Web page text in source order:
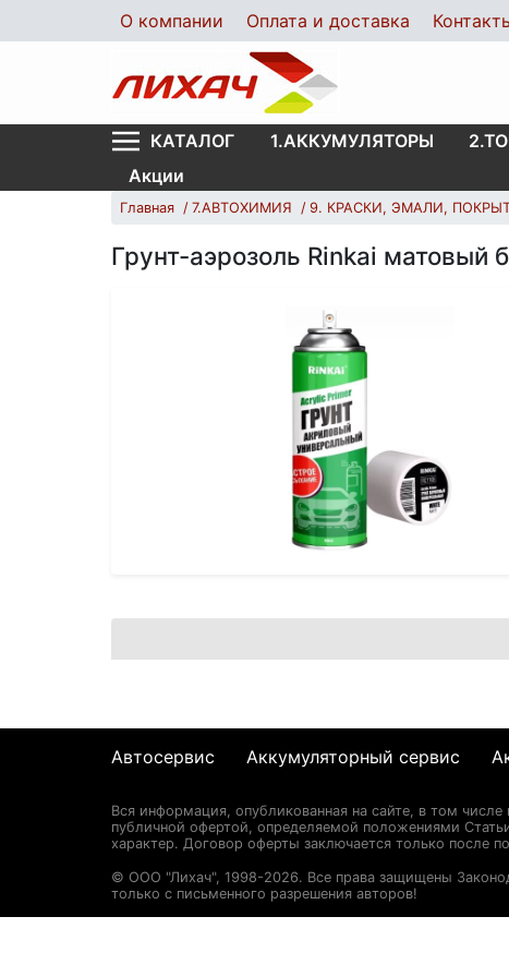
О компании Оплата и доставка
КАТАЛОГ 1.АККУМУЛЯТОРЫ
Акции
Главная 7.АВТОХИМИЯ 9. КРАСКИ, ЭМАЛИ,
Грунт-аэрозоль Rinkai матовый
Автосервис Аккумуляторный сервис
Вся информация, опубликованная на сайте, в том
публичной офертой, определяемой положениями
характер. Договор оферты заключается только после
© ООО "Лихач", 1998-2026. Все права защищены
только с письменного разрешения авторов!